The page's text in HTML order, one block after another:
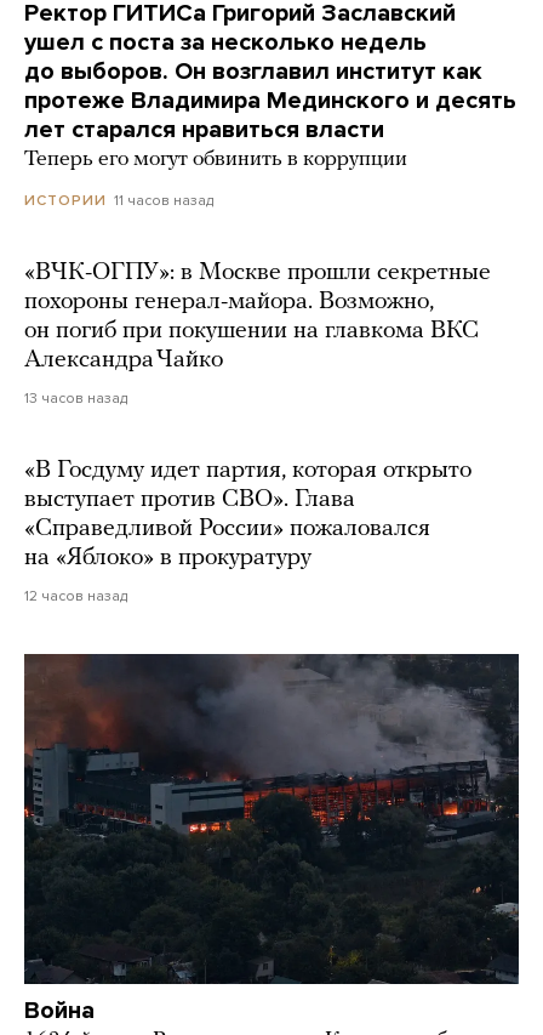
Ректор ГИТИСа Григорий Заславский
ушел с поста за несколько недель
до выборов. Он возглавил институт как
протеже Владимира Мединского и десять
лет старался нравиться власти
Теперь его могут обвинить в коррупции
ИСТОРИИ 11 часов назад
«ВЧК-ОГПУ»: в Москве прошли секретные
похороны генерал-майора. Возможно,
он погиб при покушении на главкома ВКС
Александра Чайко
13 часов назад
«В Госдуму идет партия, которая открыто
выступает против СВО». Глава
«Справедливой России» пожаловался
на «Яблоко» в прокуратуру
12 часов назад
Война